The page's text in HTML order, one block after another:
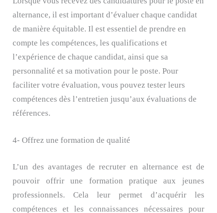
alternance, il est important d’évaluer chaque candidat
de manière équitable. Il est essentiel de prendre en
compte les compétences, les qualifications et
l’expérience de chaque candidat, ainsi que sa
personnalité et sa motivation pour le poste. Pour
faciliter votre évaluation, vous pouvez tester leurs
compétences dès l’entretien jusqu’aux évaluations de
références.
4- Offrez une formation de qualité
L’un des avantages de recruter en alternance est de
pouvoir offrir une formation pratique aux jeunes
professionnels. Cela leur permet d’acquérir les
compétences et les connaissances nécessaires pour